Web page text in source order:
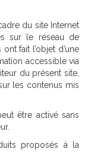
du site Internet
sur le réseau de
fait l’objet d’une
accessible via
du présent site,
les contenus mis
être activé sans
proposés à la